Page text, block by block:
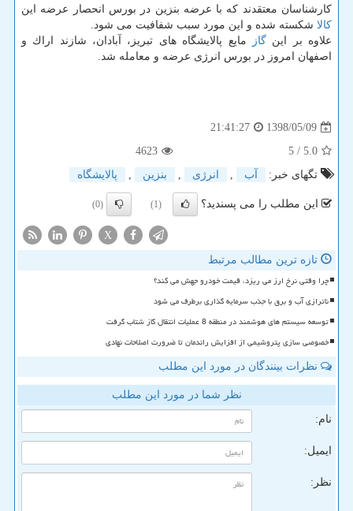
كارشناسان معتقدند كه با عرضه بنزین در بورس انحصار عرضه این
كالا شكسته شده و این مورد سبب شفافیت می شود.
علاوه بر اینگاز
مایع پالایشگاه های تبریز، آبادان، شازند اراك و
اصفهان امروز در بورس انرژی عرضه و معامله شد.
1398/05/09
21:41:27
5.0
/ 5
4623
تگهای خبر:
آب , انرژی , بنزین , پالایشگاه
این مطلب را می پسندید؟ (1)
(0)
X
تازه ترین مطالب مرتبط
چرا وقتی نرخ ارز می ریزد، قیمت خودرو جهش می کند؟
ناترازی آب و برق با جذب سرمایه گذاری برطرف می شود
توسعه سیستم های هوشمند در منطقه 8 عملیات انتقال گاز شتاب گرفت
خصوصی سازی پتروشیمی از افزایش راندمان تا ضرورت اصلاحات نهادی
نظرات بینندگان در مورد این مطلب
نظر شما در مورد این مطلب
نام:
ایمیل:
نظر: